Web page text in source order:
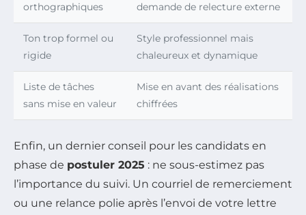
orthographiques
demande de relecture externe
Ton trop formel ou
rigide
Style professionnel mais
chaleureux et dynamique
Liste de tâches
sans mise en valeur
Mise en avant des réalisations
chiffrées
Enfin, un dernier conseil pour les candidats en
phase de postuler 2025 : ne sous-estimez pas
l’importance du suivi. Un courriel de remerciement
ou une relance polie après l’envoi de votre lettre